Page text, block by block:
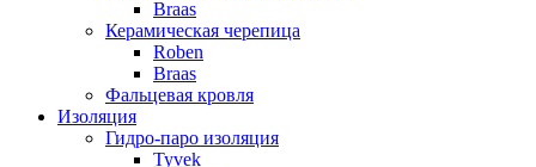
Braas
Керамическая черепица
Roben
Braas
Фальцевая кровля
Изоляция
Гидро-паро изоляция
Tyvek